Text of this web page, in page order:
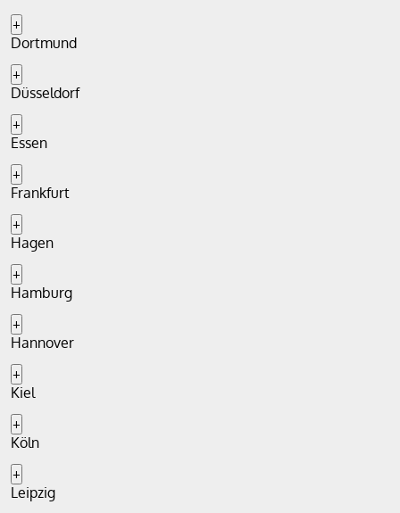
+
Dortmund
+
Düsseldorf
+
Essen
+
Frankfurt
+
Hagen
+
Hamburg
+
Hannover
+
Kiel
+
Köln
+
Leipzig